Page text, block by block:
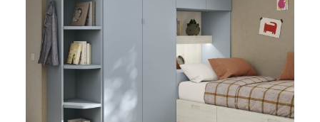
QUIENES SOMOS
CONTACTO
ÁREA DE PROFESIONALES